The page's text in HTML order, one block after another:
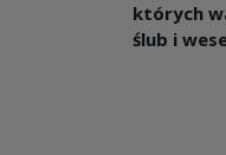
których
ślub i